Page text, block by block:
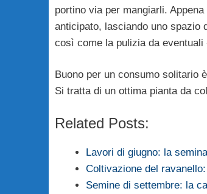
portino via per mangiarli.
anticipato, lasciando uno spazio
così come la pulizia da eventuali
Buono per un consumo solitario
Si tratta di un ottima pianta da
Related Posts:
Lavori di giugno: la
Coltivazione del
Semine di settembre: la